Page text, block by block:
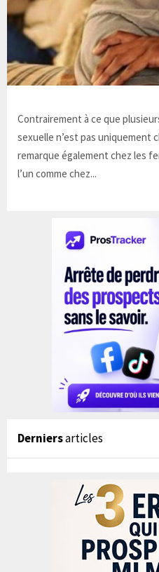
Contrairement à ce que
sexuelle n’est pas uniquement
remarque également chez les
l’un comme chez...
Derniersarticles